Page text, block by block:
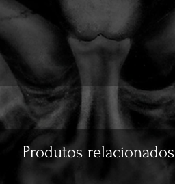
Produtos relacionados